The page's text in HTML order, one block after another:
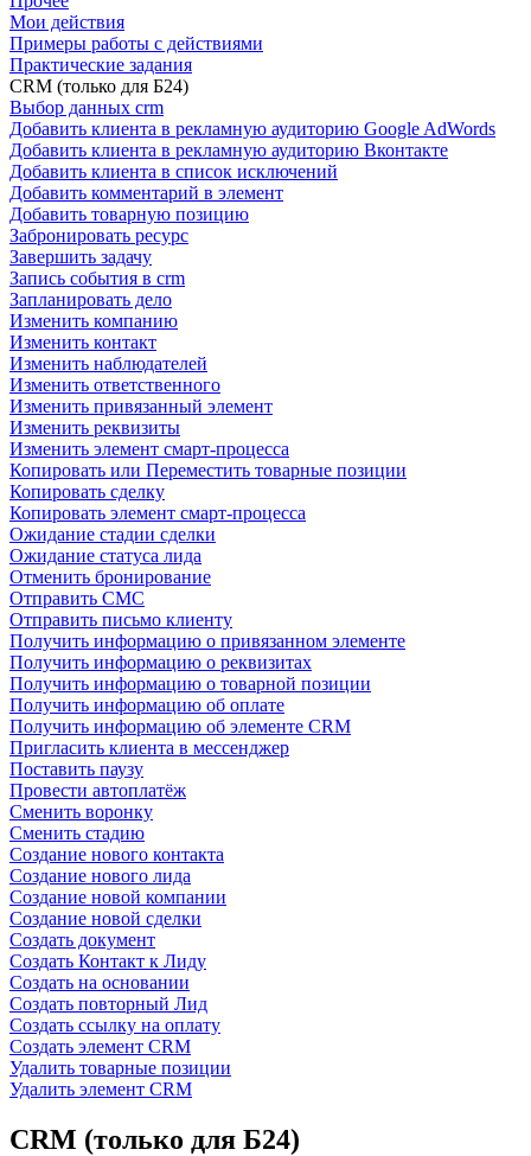
Мои действия
Примеры работы с действиями
Практические задания
CRM (только для Б24)
Выбор данных crm
Добавить клиента в рекламную аудиторию Google AdWords
Добавить клиента в рекламную аудиторию Вконтакте
Добавить клиента в список исключений
Добавить комментарий в элемент
Добавить товарную позицию
Забронировать ресурс
Завершить задачу
Запись события в crm
Запланировать дело
Изменить компанию
Изменить контакт
Изменить наблюдателей
Изменить ответственного
Изменить привязанный элемент
Изменить реквизиты
Изменить элемент смарт-процесса
Копировать или Переместить товарные позиции
Копировать сделку
Копировать элемент смарт-процесса
Ожидание стадии сделки
Ожидание статуса лида
Отменить бронирование
Отправить СМС
Отправить письмо клиенту
Получить информацию о привязанном элементе
Получить информацию о реквизитах
Получить информацию о товарной позиции
Получить информацию об оплате
Получить информацию об элементе CRM
Пригласить клиента в мессенджер
Поставить паузу
Провести автоплатёж
Сменить воронку
Сменить стадию
Создание нового контакта
Создание нового лида
Создание новой компании
Создание новой сделки
Создать документ
Создать Контакт к Лиду
Создать на основании
Создать повторный Лид
Создать ссылку на оплату
Создать элемент CRM
Удалить товарные позиции
Удалить элемент CRM
CRM (только для Б24)